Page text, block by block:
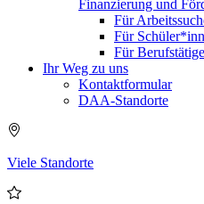
Finanzierung und
Für
Für
Für Berufstätige
Ihr Weg zu uns
Kontaktformular
DAA-Standorte
Viele Standorte